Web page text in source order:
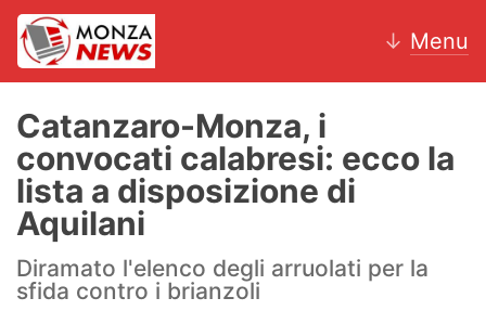
↓ Menu
News
AC Monza
Calcio
Catanzaro-Monza, i
convocati calabresi: ecco la
lista a disposizione di
Aquilani
Diramato l'elenco degli arruolati per la
sfida contro i brianzoli